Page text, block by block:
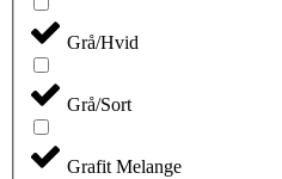
Grå/Hvid
Grå/Sort
Grafit Melange